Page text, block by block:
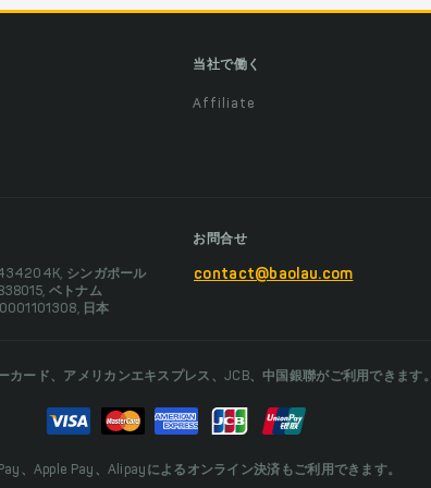
当社で働く
Affiliate
シンガポール
ベトナム
日本
お問合せ
contact@baolau.com
カード、アメリカンエキスプレス、JCB、中国銀聯がご利用できます。
、Apple Pay、Alipayによるオンライン決済もご利用できます。